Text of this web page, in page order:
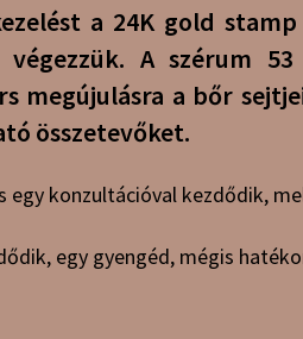
a 24K gold
végezzük. A szérum
megújulásra a bőr
összetevőket.
egy konzultációval kezdődik,
egy gyengéd, mégis